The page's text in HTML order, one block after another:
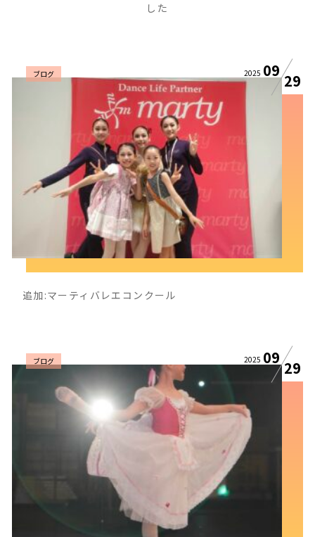
した
ブログ 2025 09
29
追加:マーティバレエコンクール
ブログ 2025 09
29